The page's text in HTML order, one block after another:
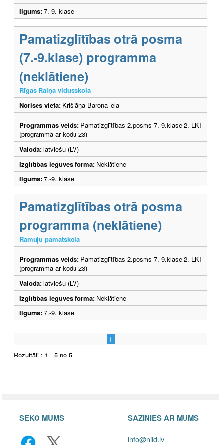
Ilgums:7.-9. klase
Pamatizglītības otrā posma
(7.-9.klase) programma
(neklātiene)
Rīgas Raiņa vidusskola
Norises vieta: Krišjāņa Barona iela
Programmas veids: Pamatizglītības 2.posms 7.-9.klase 2. LKI
(programma ar kodu 23)
Valoda:latviešu (LV)
Izglītības ieguves forma: Neklātiene
Ilgums:7.-9. klase
Pamatizglītības otrā posma
programma (neklātiene)
Rāmuļu pamatskola
Programmas veids: Pamatizglītības 2.posms 7.-9.klase 2. LKI
(programma ar kodu 23)
Valoda:latviešu (LV)
Izglītības ieguves forma: Neklātiene
Ilgums:7.-9. klase
1
Rezultāti : 1 - 5 no 5
SEKO MUMS SAZINIES AR MUMS
info@niid.lv